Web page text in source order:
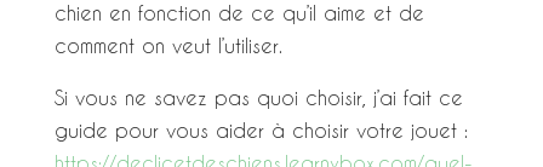
chien en fonction de ce qu’il aime et de
comment on veut l’utiliser.
Si vous ne savez pas quoi choisir, j’ai fait ce
guide pour vous aider à choisir votre jouet :